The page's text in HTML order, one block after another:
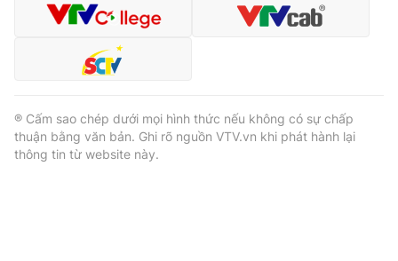
® Cấm sao chép dưới mọi hình thức nếu không có sự chấp
thuận bằng văn bản. Ghi rõ nguồn VTV.vn khi phát hành lại
thông tin từ website này.